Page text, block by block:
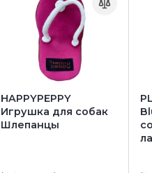
HAPPYPEPPY
Игрушка для собак
Шлепанцы